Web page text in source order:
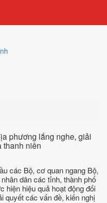
phương lắng nghe, giải
thanh niên
các Bộ, cơ quan ngang Bộ,
dân các tỉnh, thành phố
hiện hiệu quả hoạt động đối
quyết các vấn đề, kiến nghị